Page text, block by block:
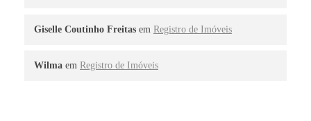
Giselle Coutinho Freitas em Registro de Imóveis
Wilma em Registro de Imóveis